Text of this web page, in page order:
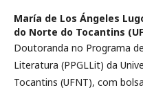
María de Los Ángeles
do Norte do Tocantins
Doutoranda no Programa
Literatura (PPGLLit) da
Tocantins (UFNT), com